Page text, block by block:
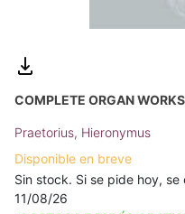
COMPLETE ORGAN
Praetorius, Hieronymus
Disponible en breve
Sin stock. Si se pide hoy,
11/08/26